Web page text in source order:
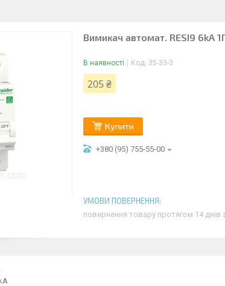
Вимикач автомат. RESI9 6kA
В наявності Код: 35-33-3
205 ₴
Купити
+380 (95) 755-55-00
повернення товару протягом 14 днів